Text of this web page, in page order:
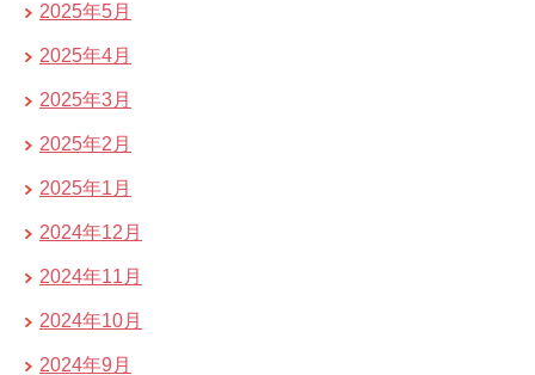
2025年5月
2025年4月
2025年3月
2025年2月
2025年1月
2024年12月
2024年11月
2024年10月
2024年9月